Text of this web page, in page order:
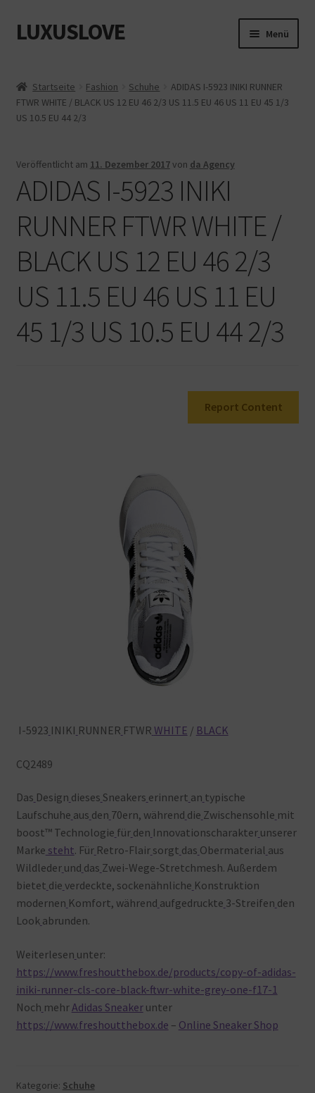
Zur
Navigation
Zum
Inhalt
LUXUSLOVE Menü
Cookie-Richtlinie (EU)
Impressum
Kasse
Mein Konto
Shop
Warenkorb
Startseite Fashion Schuhe
ADIDAS I-5923 INIKI RUNNER
FTWR WHITE / BLACK US 12 EU 46 2/3 US 11.5 EU 46 US 11 EU 45 1/3
US 10.5 EU 44 2/3
Veröffentlicht am 11. Dezember 2017von da Agency
ADIDAS I-5923 INIKI
RUNNER FTWR WHITE /
BLACK US 12 EU 46 2/3
US 11.5 EU 46 US 11 EU
45 1/3 US 10.5 EU 44 2/3
Report Content
I-5923 INIKI RUNNER FTWR WHITE / BLACK
CQ2489
Das Design dieses Sneakers erinnert an typische
Laufschuhe aus den 70ern, während die Zwischensohle mit
boost™ Technologie für den Innovationscharakter unserer
Marke steht. Für Retro-Flair sorgt das Obermaterial aus
Wildleder und das Zwei-Wege-Stretchmesh. Außerdem
bietet die verdeckte, sockenähnliche Konstruktion
modernen Komfort, während aufgedruckte 3-Streifen den
Look abrunden.
Weiterlesen unter:
https://www.freshoutthebox.de/products/copy-of-adidas-
iniki-runner-cls-core-black-ftwr-white-grey-one-f17-1
Noch mehrAdidas Sneakerunter
https://www.freshoutthebox.de – Online Sneaker Shop
Kategorie: Schuhe